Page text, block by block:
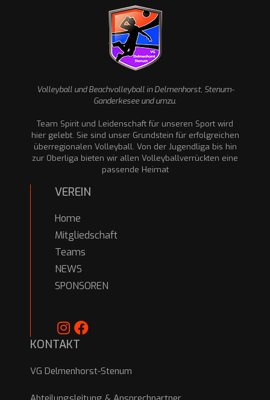
Volleyball und Beachvolleyball in Delmenhorst, Stenum-
Ganderkesee und umzu.
Team Spirit und Leidenschaft für unseren Sport wird
hier gelebt. Sie sind unser Grundstein für erfolgreichen
überregionalen Volleyball. Von der Jugendliga bis hin
zur Oberliga bieten wir allen Volleyballverrückten eine
passende Heimat
VEREIN
Home
Mitgliedschaft
Teams
NEWS
SPONSOREN
KONTAKT
VG Delmenhorst-Stenum